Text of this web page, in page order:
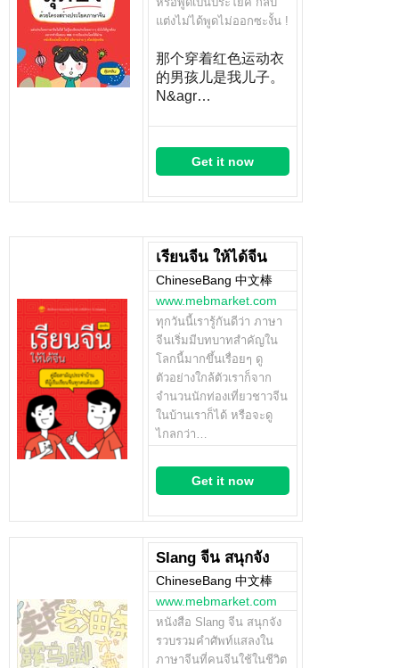
แต่งไม่ได้พูดไม่ออกซะงั้น !
那个穿着红色运动衣
的男孩儿是我儿子。
N&agr…
Get it now
เรียนจีน ให้ได้จีน
ChineseBang 中文棒
www.mebmarket.com
ทุกวันนี้เรารู้กันดีว่า ภาษา
จีนเริ่มมีบทบาทสำคัญใน
โลกนี้มากขึ้นเรื่อยๆ ดู
ตัวอย่างใกล้ตัวเราก็จาก
จำนวนนักท่องเที่ยวชาวจีน
ในบ้านเราก็ได้ หรือจะดู
ไกลกว่า…
Get it now
Slang จีน สนุกจัง
ChineseBang 中文棒
www.mebmarket.com
หนังสือ Slang จีน สนุกจัง
รวบรวมคำศัพท์แสลงใน
ภาษาจีนที่คนจีนใช้ในชีวิต